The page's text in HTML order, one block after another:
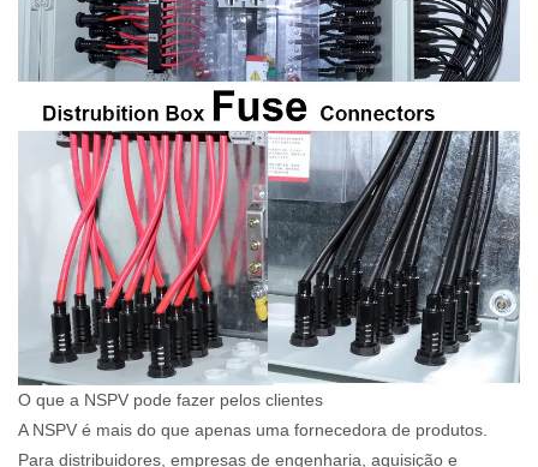
O que a NSPV pode fazer pelos clientes
A NSPV é mais do que apenas uma fornecedora de produtos.
Para distribuidores, empresas de engenharia, aquisição e